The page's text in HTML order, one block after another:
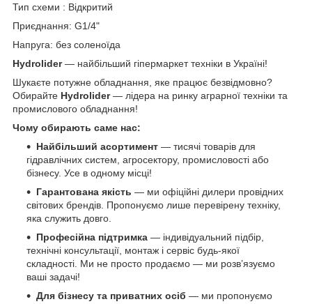
Тип схеми : Відкритий
Приєднання: G1/4"
Напруга: без соленоїда
Hydrolider— найбільший гіпермаркет техніки в Україні!
Шукаєте потужне обладнання, яке працює безвідмовно?
Обирайте Hydrolider— лідера на ринку аграрної техніки та
промислового обладнання!
Чому обирають саме нас:
Найбільший асортимент — тисячі товарів для
гідравлічних систем, агросектору, промисловості або
бізнесу. Усе в одному місці!
Гарантована якість — ми офіційні дилери провідних
світових брендів. Пропонуємо лише перевірену техніку,
яка служить довго.
Професійна підтримка — індивідуальний підбір,
технічні консультації, монтаж і сервіс будь-якої
складності. Ми не просто продаємо — ми розв’язуємо
ваші задачі!
Для бізнесу та приватних осіб — ми пропонуємо